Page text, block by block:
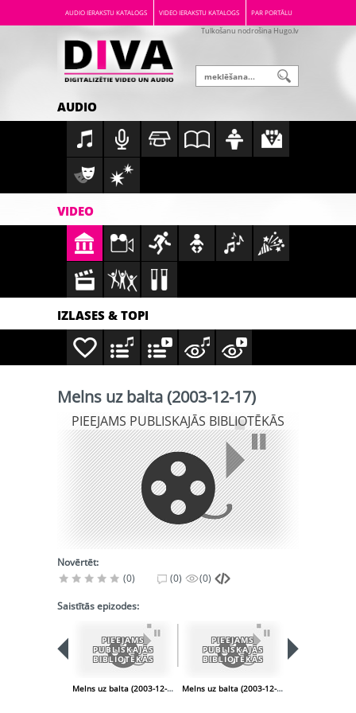
AUDIO IERAKSTU KATALOGS VIDEO IERAKSTU KATALOGS PAR PORTĀLU
Tulkošanu nodrošina Hugo.lv
AUDIO
VIDEO
IZLASES & TOPI
Melns uz balta (2003-12-17)
PIEEJAMS PUBLISKAJĀS BIBLIOTĒKĀS
Novērtēt:
(0)
(0) (0)
Saistītās epizodes:
PIEEJAMS
PUBLISKAJĀS
BIBLIOTĒKĀS
Melns uz balta (2003-12-10)
PIEEJAMS
PUBLISKAJĀS
BIBLIOTĒKĀS
Melns uz balta (2003-12-24)